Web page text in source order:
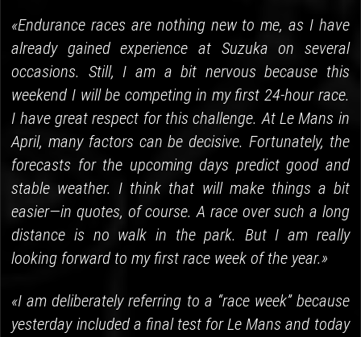
«Endurance races are nothing new to me, as I have
already gained experience at Suzuka on several
occasions. Still, I am a bit nervous because this
weekend I will be competing in my first 24-hour race.
I have great respect for this challenge. At Le Mans in
April, many factors can be decisive. Fortunately, the
forecasts for the upcoming days predict good and
stable weather. I think that will make things a bit
easier—in quotes, of course. A race over such a long
distance is no walk in the park. But I am really
looking forward to my first race week of the year.»
«I am deliberately referring to a “race week” because
yesterday included a final test for Le Mans and today